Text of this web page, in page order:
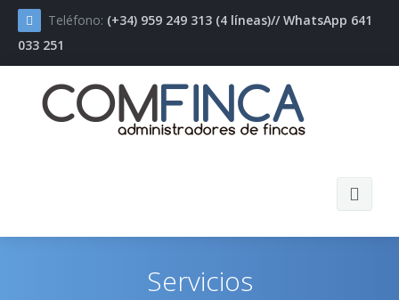
Teléfono: (+34) 959 249 313 (4 líneas)// WhatsApp 641
033 251
Servicios